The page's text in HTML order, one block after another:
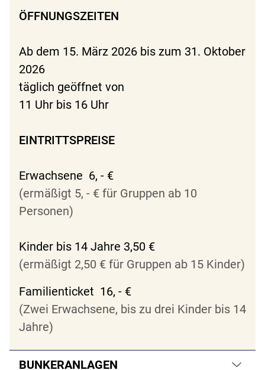
ÖFFNUNGSZEITEN
Ab dem 15. März 2026 bis zum 31. Oktober
2026
täglich geöffnet von
11 Uhr bis 16 Uhr
EINTRITTSPREISE
Erwachsene 6, - €
(ermäßigt 5, - € für Gruppen ab 10
Personen)
Kinder bis 14 Jahre 3,50 €
(ermäßigt 2,50 € für Gruppen ab 15 Kinder)
Familienticket 16, - €
(Zwei Erwachsene, bis zu drei Kinder bis 14
Jahre)
BUNKERANLAGEN